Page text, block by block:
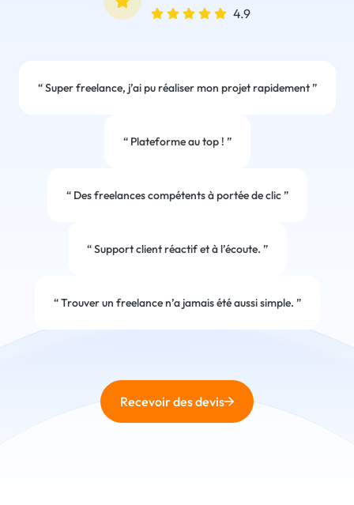
4.9
“Super freelance, j’ai pu réaliser mon projet rapidement”
“Plateforme au top ! ”
“Des freelances compétents à portée de clic”
“Support client réactif et à l’écoute. ”
“Trouver un freelance n’a jamais été aussi simple. ”
Recevoir des devis